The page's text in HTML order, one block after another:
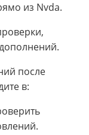
из Nvda.
после
в: